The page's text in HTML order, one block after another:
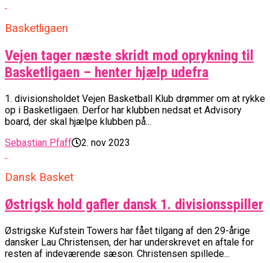
Basketligaen
Vejen tager næste skridt mod oprykning til
Basketligaen – henter hjælp udefra
1. divisionsholdet Vejen Basketball Klub drømmer om at rykke
op i Basketligaen. Derfor har klubben nedsat et Advisory
board, der skal hjælpe klubben på...
Sebastian Pfaff
2. nov 2023
Dansk Basket
Østrigsk hold gafler dansk 1. divisionsspiller
Østrigske Kufstein Towers har fået tilgang af den 29-årige
dansker Lau Christensen, der har underskrevet en aftale for
resten af indeværende sæson. Christensen spillede...